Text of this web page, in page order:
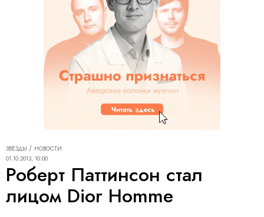
ЗВЁЗДЫ
НОВОСТИ
01.10.2013, 10:00
Роберт Паттинсон стал
лицом Dior Homme